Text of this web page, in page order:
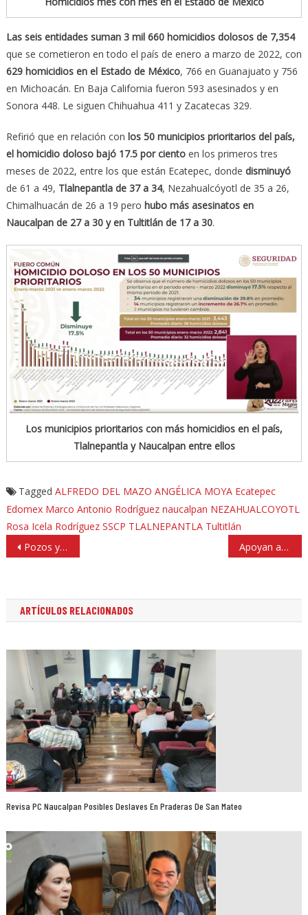
Las seis entidades suman 3 mil 660 homicidios dolosos de 7,354
que se cometieron en todo el país de enero a marzo de 2022, con
629 homicidios en el Estado de México, 766 en Guanajuato y 756
en Michoacán. En Baja California fueron 593 asesinados y en
Sonora 448. Le siguen Chihuahua 411 y Zacatecas 329.
Refirió que en relación con los 50 municipios prioritarios del país,
el homicidio doloso bajó 17.5 por cientoen los primeros tres
meses de 2022, entre los que están Ecatepec, donde disminuyó
de 61 a 49, Tlalnepantla de 37 a 34, Nezahualcóyotl de 35 a 26,
Chimalhuacán de 26 a 19 pero hubo más asesinatos en
Naucalpan de 27 a 30 y en Tultitlán de 17 a 30.
Los municipios prioritarios con más homicidios en el país,
Tlalnepantla y Naucalpan entre ellos
Tagged ALFREDO DEL MAZO ANGÉLICA MOYA Ecatepec
Edomex Marco Antonio Rodríguez naucalpan NEZAHUALCOYOTL
Rosa Icela Rodríguez SSCP TLALNEPANTLA Tultitlán
Navegación
de
Pozos y red abandonados en Naucalpan; impulsarán grandes obras Apoyan a familias vulnerables en Huixquilucan
ARTÍCULOS RELACIONADOS
Revisa PC Naucalpan Posibles Deslaves En Praderas De San Mateo